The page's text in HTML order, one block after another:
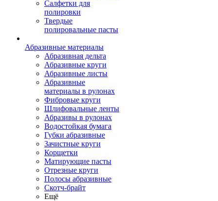
Салфетки для
полировки
Твердые
полировальные пасты
Абразивные материалы
Абразивная дельта
Абразивные круги
Абразивные листы
Абразивные
материалы в рулонах
Фибровые круги
Шлифовальные ленты
Абразивы в рулонах
Водостойкая бумага
Губки абразивные
Зачистные круги
Корщетки
Матирующие пасты
Отрезные круги
Полосы абразивные
Скотч-брайт
Ещё